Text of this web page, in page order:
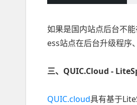
如果是国内站点后台不
ess站点在后台升级程序
三、QUIC.Cloud -
QUIC.cloud具有基于